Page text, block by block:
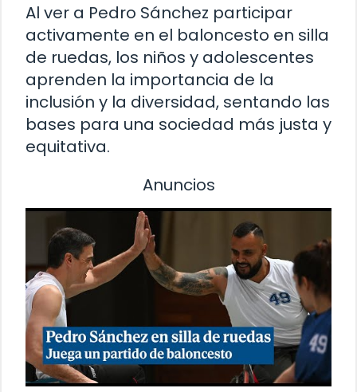
Al ver a Pedro Sánchez participar
activamente en el baloncesto en silla
de ruedas, los niños y adolescentes
aprenden la importancia de la
inclusión y la diversidad, sentando las
bases para una sociedad más justa y
equitativa.
Anuncios